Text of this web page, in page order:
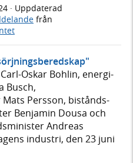
· Uppdaterad
från
Oskar Bohlin, energi-
Busch,
Persson, bistånds-
Benjamin Dousa och
Andreas
industri, den 23 juni